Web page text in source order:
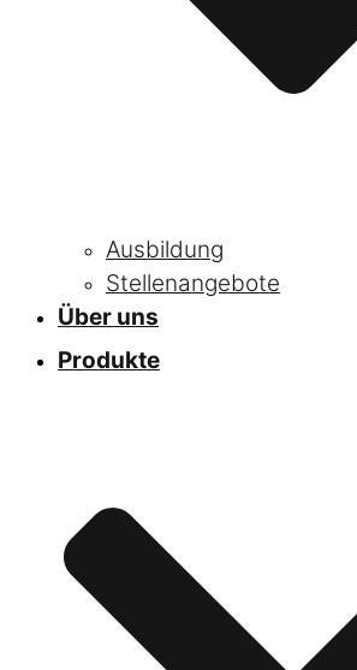
Ausbildung
Stellenangebote
Über uns
Produkte